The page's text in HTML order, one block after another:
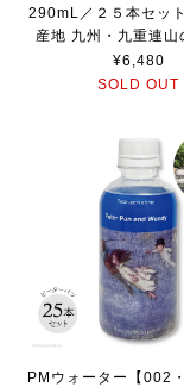
290mL／２５本セッ
産地 九州・九重連山
¥6,480
SOLD OUT
PMウォーター【002